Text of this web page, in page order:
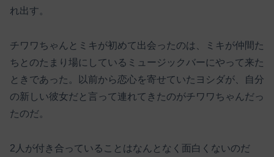
れ出す。
チワワちゃんとミキが初めて出会ったのは、ミキが仲間た
ちとのたまり場にしているミュージックバーにやって来た
ときであった。以前から恋心を寄せていたヨシダが、自分
の新しい彼女だと言って連れてきたのがチワワちゃんだっ
たのだ。
2人が付き合っていることはなんとなく面白くないのだ